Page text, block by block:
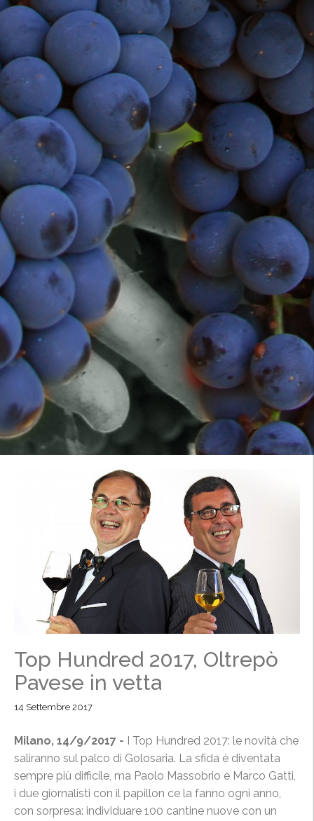
Top Hundred 2017, Oltrepò
Pavese in vetta
14 Settembre 2017
Milano, 14/9/2017 - I Top Hundred 2017: le novità che
saliranno sul palco di Golosaria. La sfida è diventata
sempre più difficile, ma Paolo Massobrio e Marco Gatti,
i due giornalisti con il papillon ce la fanno ogni anno,
con sorpresa: individuare 100 cantine nuove con un